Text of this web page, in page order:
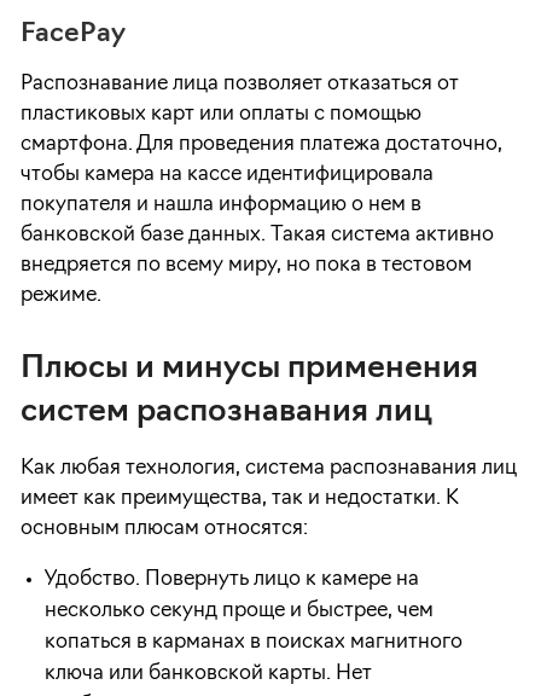
FacePay
Распознавание лица позволяет отказаться от
пластиковых карт или оплаты с помощью
смартфона. Для проведения платежа достаточно,
чтобы камера на кассе идентифицировала
покупателя и нашла информацию о нем в
банковской базе данных. Такая система активно
внедряется по всему миру, но пока в тестовом
режиме.
Плюсы и минусы применения
систем распознавания лиц
Как любая технология, система распознавания лиц
имеет как преимущества, так и недостатки. К
основным плюсам относятся:
Удобство. Повернуть лицо к камере на
несколько секунд проще и быстрее, чем
копаться в карманах в поисках магнитного
ключа или банковской карты. Нет